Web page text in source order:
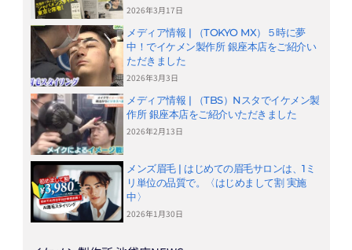
2026年3月17日
メディア情報 | （TOKYO MX）５時に夢
中！でイケメン製作所 銀座本店をご紹介い
ただきました
2026年3月3日
メディア情報 | （TBS）Nスタでイケメン製
作所 銀座本店をご紹介いただきました
2026年2月13日
メンズ眉毛 | はじめての眉毛サロンは、1ミ
リ単位の品質で。〈はじめまして割 実施
中〉
2026年1月30日